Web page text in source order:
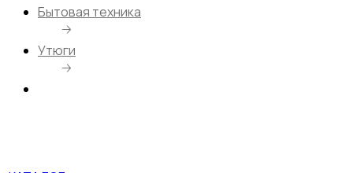
Бытовая техника
🡢
Утюги
🡢